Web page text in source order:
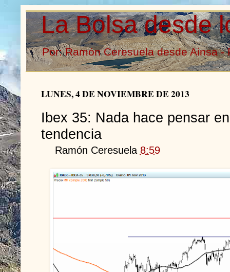
La Bolsa desde
Por: Ramón Ceresuela desde Ainsa -
LUNES, 4 DE NOVIEMBRE DE 2013
Ibex 35: Nada hace pensar
tendencia
Ramón Ceresuela 8:59